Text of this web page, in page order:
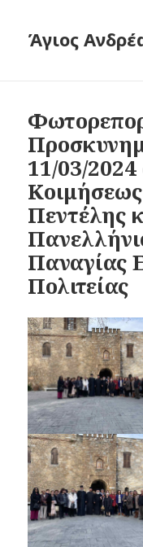
Άγιος
11/03/
Πεντέλης
Παναγίας
Πολιτείας